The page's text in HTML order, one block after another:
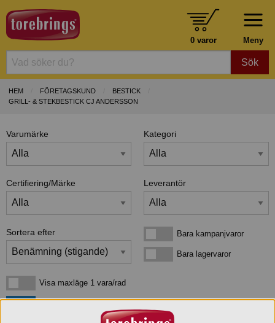
Meny
0 varor
Sök
HEM FÖRETAGSKUND
BESTICK
GRILL- & STEKBESTICK CJ ANDERSSON
Varumärke Kategori
Certifiering/Märke Leverantör
Sortera efter Bara kampanjvarorBara kampanjvaror
Bara lagervarorBara lagervaror
Visa maxläge 1 vara/rad
Visa maxläge 1 vara/rad
Visa standardlägeVisa standardläge 2 varor/rad